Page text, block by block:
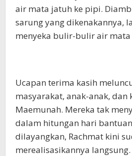
air mata jatuh ke pipi.
sarung yang dikenakannya,
menyeka bulir-bulir air
Ucapan terima kasih
masyarakat, anak-anak, dan
Maemunah. Mereka tak
dalam hitungan hari
dilayangkan, Rachmat kini
merealisasikannya langsung.